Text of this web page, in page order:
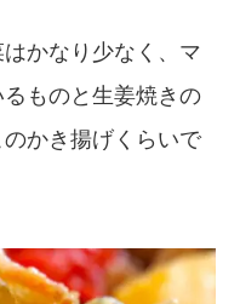
かなり少なく、マ
ものと生姜焼きの
かき揚げくらいで